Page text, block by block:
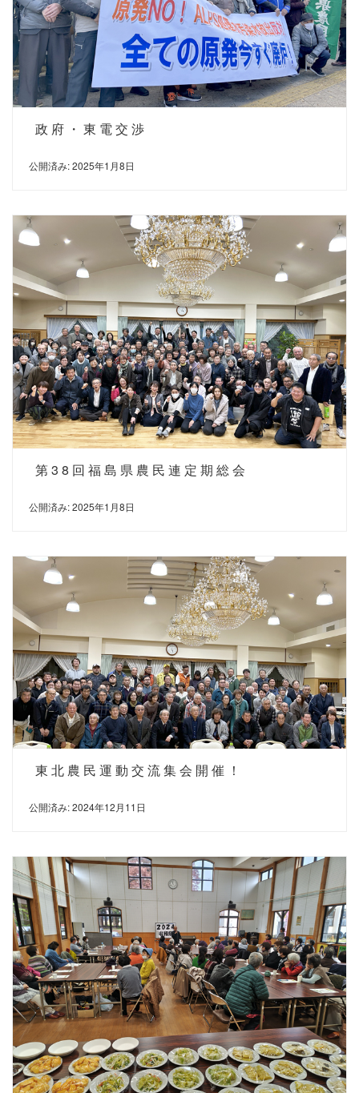
政府・東電交渉
公開済み: 2025年1月8日
第38回福島県農民連定期総会
公開済み: 2025年1月8日
東北農民運動交流集会開催！
公開済み: 2024年12月11日